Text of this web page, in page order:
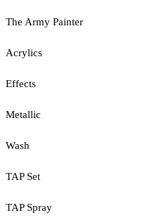
The Army Painter
Acrylics
Effects
Metallic
Wash
TAP Set
TAP Spray